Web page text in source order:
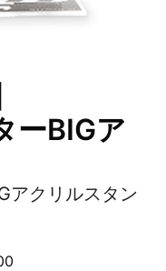
ーBIGア
アクリルスタン